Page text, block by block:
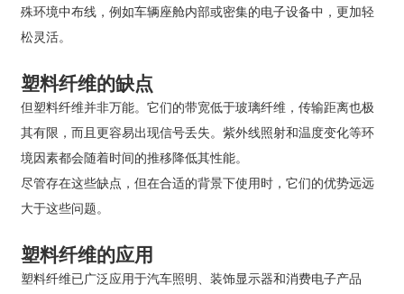
殊环境中布线，例如车辆座舱内部或密集的电子设备中，更加轻
松灵活。
塑料纤维的缺点
但塑料纤维并非万能。它们的带宽低于玻璃纤维，传输距离也极
其有限，而且更容易出现信号丢失。紫外线照射和温度变化等环
境因素都会随着时间的推移降低其性能。
尽管存在这些缺点，但在合适的背景下使用时，它们的优势远远
大于这些问题。
塑料纤维的应用
塑料纤维已广泛应用于汽车照明、装饰显示器和消费电子产品